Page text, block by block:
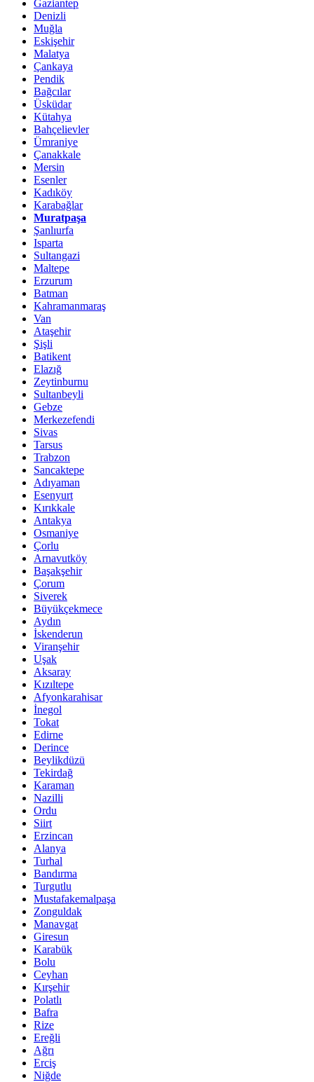
Gaziantep
Denizli
Muğla
Eskişehir
Malatya
Çankaya
Pendik
Bağcılar
Üsküdar
Kütahya
Bahçelievler
Ümraniye
Çanakkale
Mersin
Esenler
Kadıköy
Karabağlar
Muratpaşa
Şanlıurfa
Isparta
Sultangazi
Maltepe
Erzurum
Batman
Kahramanmaraş
Van
Ataşehir
Şişli
Batikent
Elazığ
Zeytinburnu
Sultanbeyli
Gebze
Merkezefendi
Sivas
Tarsus
Trabzon
Sancaktepe
Adıyaman
Esenyurt
Kırıkkale
Antakya
Osmaniye
Çorlu
Arnavutköy
Başakşehir
Çorum
Siverek
Büyükçekmece
Aydın
İskenderun
Viranşehir
Uşak
Aksaray
Kızıltepe
Afyonkarahisar
İnegol
Tokat
Edirne
Derince
Beylikdüzü
Tekirdağ
Karaman
Nazilli
Ordu
Siirt
Erzincan
Alanya
Turhal
Bandırma
Turgutlu
Mustafakemalpaşa
Zonguldak
Manavgat
Giresun
Karabük
Bolu
Ceyhan
Kırşehir
Polatlı
Bafra
Rize
Ereğli
Ağrı
Erciş
Niğde